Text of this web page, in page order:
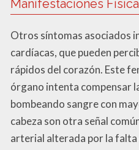
Manifestaciones
Otros síntomas asociados
cardíacas, que pueden
rápidos del corazón. Este
órgano intenta compensar
bombeando sangre con
cabeza son otra señal
arterial alterada por la falta